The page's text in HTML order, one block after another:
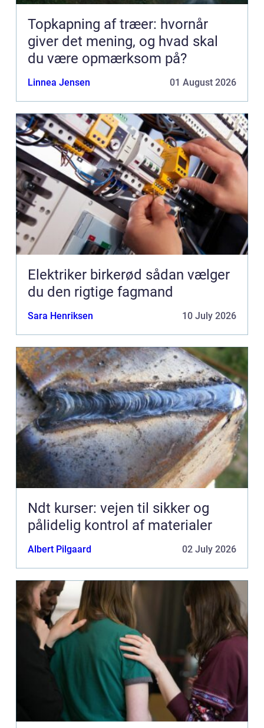
Topkapning af træer: hvornår
giver det mening, og hvad skal
du være opmærksom på?
Linnea Jensen 01 August 2026
Elektriker birkerød sådan vælger
du den rigtige fagmand
Sara Henriksen 10 July 2026
Ndt kurser: vejen til sikker og
pålidelig kontrol af materialer
Albert Pilgaard 02 July 2026